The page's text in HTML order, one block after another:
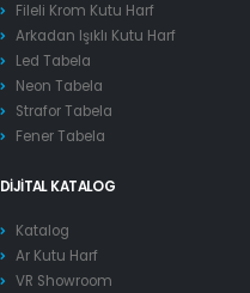
Fileli Krom Kutu Harf
Arkadan Işıklı Kutu Harf
Led Tabela
Neon Tabela
Strafor Tabela
Fener Tabela
DIJITAL KATALOG
Katalog
Ar Kutu Harf
VR Showroom